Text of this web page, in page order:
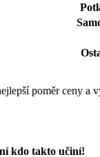
poměr ceny
kdo takto učiní!